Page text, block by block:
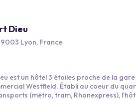
Dieu
Lyon, France
est un hôtel 3 étoiles proche de la gare
Westfield. Établi au coeur du
(métro, tram, Rhonexpress),